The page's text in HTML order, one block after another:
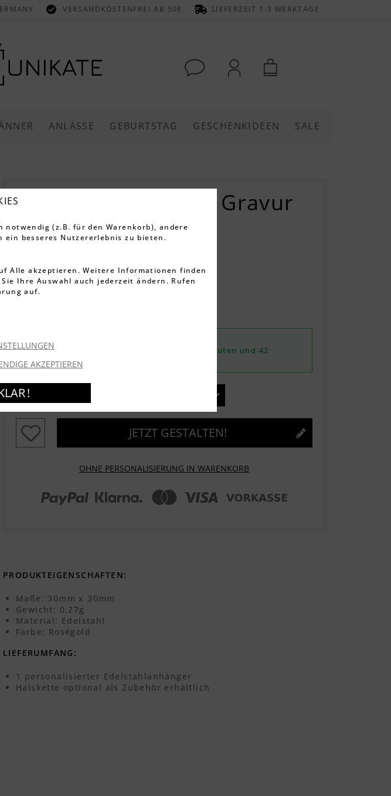
VERSANDKOSTENFREI AB 50€ LIEFERZEIT 1-3 WERKTAGE
ANLÄSSE GEBURTSTAG GESCHENKIDEEN SALE
Herz Anhänger mit Gravur
in roségold
29,99 €
zzgl. Versandkosten
Bestellen Sie innerhalb von
6 Stunden, 32 Minuten und 42
Sekundendieses und andere Produkte.
Zubehör
JETZT GESTALTEN!
OHNE PERSONALISIERUNG IN WARENKORB
PRODUKTEIGENSCHAFTEN:
Maße: 30mm x 30mm
Gewicht: 0,27g
Material: Edelstahl
Farbe: Roségold
LIEFERUMFANG:
1 personalisierter Edelstahlanhänger
Halskette optional als Zubehör erhältlich
notwendig (z.B. für den Warenkorb), andere
ein besseres Nutzererlebnis zu bieten.
Alle akzeptieren. Weitere Informationen finden
Ihre Auswahl auch jederzeit ändern. Rufen
auf.
AKZEPTIEREN
!